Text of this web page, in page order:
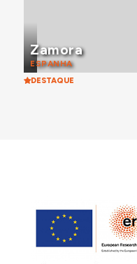
Zamora
ESPANHA
DESTAQUE